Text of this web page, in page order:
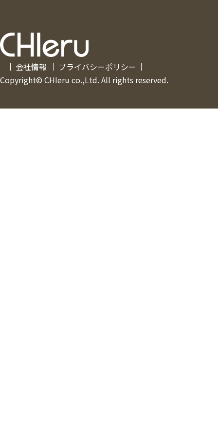
会社情報
プライバシーポリシー
Copyright© CHIeru co.,Ltd. All rights reserved.